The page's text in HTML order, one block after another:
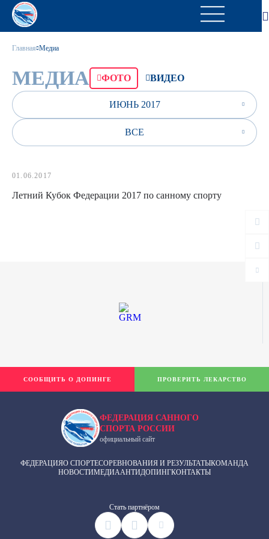
Главная Медиа
МЕДИА ФОТО ВИДЕО
ИЮНЬ 2017
ВСЕ
01.06.2017
Летний Кубок Федерации 2017 по санному спорту
ФЕДЕРАЦИЯ САННОГО
СПОРТА РОССИИ
официальный сайт
ФЕДЕРАЦИЯО СПОРТЕСОРЕВНОВАНИЯ И РЕЗУЛЬТАТЫКОМАНДА
НОВОСТИМЕДИААНТИДОПИНГКОНТАКТЫ
Cтать партнёром
СООБЩИТЬ О ДОПИНГЕ ПРОВЕРИТЬ ЛЕКАРСТВО